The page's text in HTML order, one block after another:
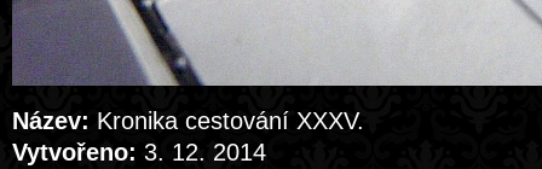
Název: Kronika cestování XXXV.
Vytvořeno: 3. 12. 2014